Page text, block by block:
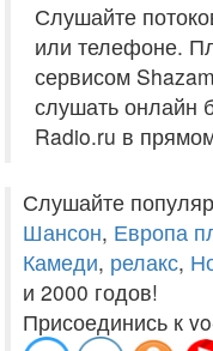
Слушайте
или телефоне.
сервисом
слушать онлайн
Radio.ru в
Слушайте
Шансон, Европа
Камеди, релакс,
и 2000 годов!
Присоединись к